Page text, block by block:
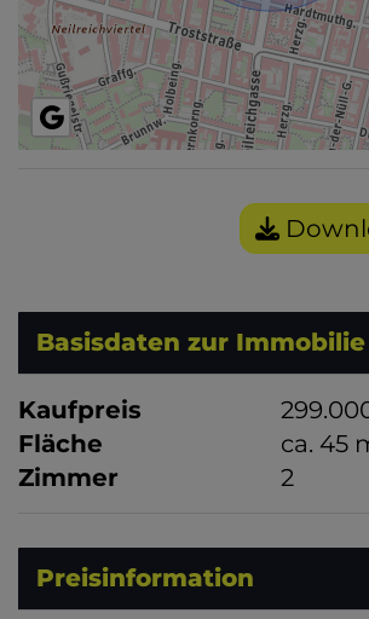
Basisdaten zur Immobilie
Kaufpreis
Fläche
ca. 45
Zimmer 2
Preisinformation